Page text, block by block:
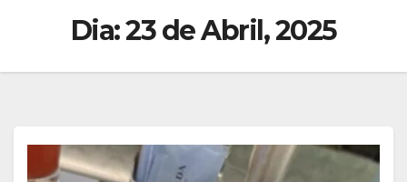
Dia:23 de Abril, 2025